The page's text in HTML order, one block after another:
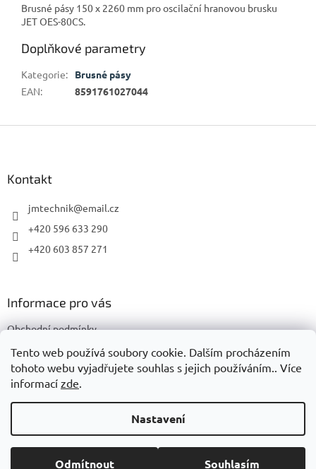
Tento web používá soubory cookie. Dalším procházením
tohoto webu vyjadřujete souhlas s jejich používáním.. Více
informací zde.
Nastavení
Odmítnout Souhlasím
Brusné pásy 150 x 2260 mm pro oscilační hranovou brusku
JET OES-80CS.
Doplňkové parametry
Kategorie:
Brusné pásy
EAN: 8591761027044
Kontakt
jmtechnik@email.cz
+420 596 633 290
+420 603 857 271
Informace pro vás
Obchodní podmínky
Podmínky ochrany osobních údajů
Copyright 2026JMTechnik. Všechna práva vyhrazena.Upravit